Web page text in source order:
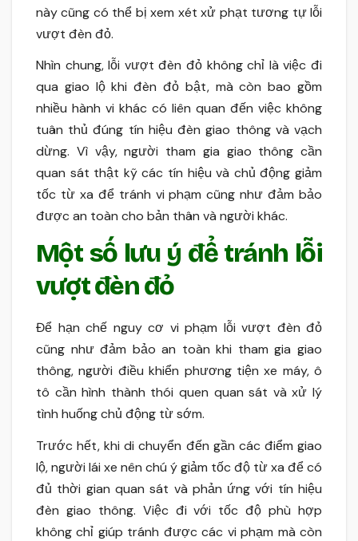
này cũng có thể bị xem xét xử phạt tương tự lỗi
vượt đèn đỏ.
Nhìn chung, lỗi vượt đèn đỏ không chỉ là việc đi
qua giao lộ khi đèn đỏ bật, mà còn bao gồm
nhiều hành vi khác có liên quan đến việc không
tuân thủ đúng tín hiệu đèn giao thông và vạch
dừng. Vì vậy, người tham gia giao thông cần
quan sát thật kỹ các tín hiệu và chủ động giảm
tốc từ xa để tránh vi phạm cũng như đảm bảo
được an toàn cho bản thân và người khác.
Một số lưu ý để tránh lỗi
vượt đèn đỏ
Để hạn chế nguy cơ vi phạm lỗi vượt đèn đỏ
cũng như đảm bảo an toàn khi tham gia giao
thông, người điều khiển phương tiện xe máy, ô
tô cần hình thành thói quen quan sát và xử lý
tình huống chủ động từ sớm.
Trước hết, khi di chuyển đến gần các điểm giao
lộ, người lái xe nên chú ý giảm tốc độ từ xa để có
đủ thời gian quan sát và phản ứng với tín hiệu
đèn giao thông. Việc đi với tốc độ phù hợp
không chỉ giúp tránh được các vi phạm mà còn